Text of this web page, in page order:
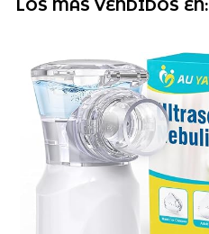
LOS MAS VENDIDOS EN: